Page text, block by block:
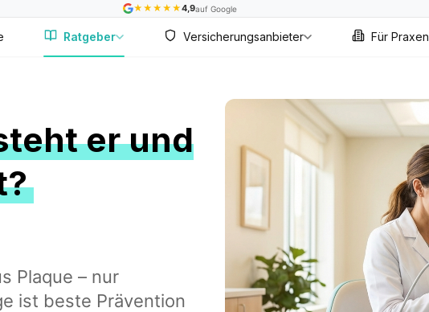
★ ★ ★ ★ ★4,9auf Google
Ratgeber Versicherungsanbieter Für Praxen
er und
Plaque – nur
ist beste Prävention